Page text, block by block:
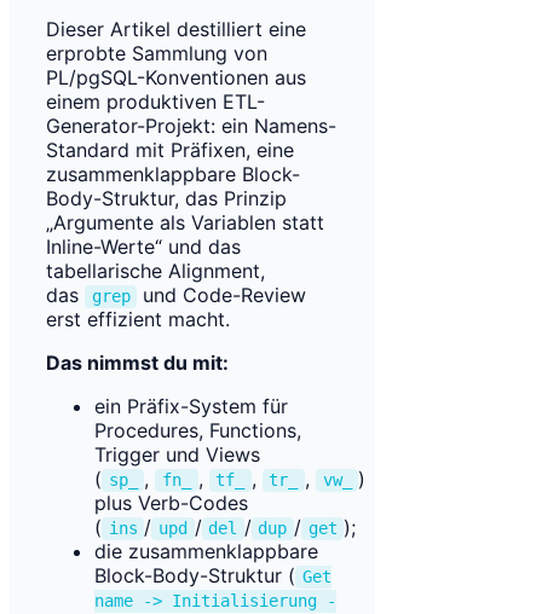
Dieser Artikel destilliert eine
erprobte Sammlung von
PL/pgSQL-Konventionen aus
einem produktiven ETL-
Generator-Projekt: ein Namens-
Standard mit Präfixen, eine
zusammenklappbare Block-
Body-Struktur, das Prinzip
„Argumente als Variablen statt
Inline-Werte“ und das
tabellarische Alignment,
das
grep
und Code-Review
erst effizient macht.
Das nimmst du mit:
ein Präfix-System für
Procedures, Functions,
Trigger und Views
( sp_ , fn_ , tf_ , tr_ , vw_
)
plus Verb-Codes
( ins / upd / del / dup / get );
die zusammenklappbare
Block-Body-Struktur ( Get
name -> Initialisierung -